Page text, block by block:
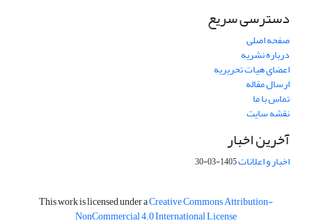
دسترسی سریع
صفحه اصلی
درباره نشریه
اعضای هیات تحریریه
ارسال مقاله
تماس با ما
نقشه سایت
آخرین اخبار
اخبار و اعلانات1405-03-30
This work is licensed under aCreative Commons Attribution-
NonCommercial 4.0 International License